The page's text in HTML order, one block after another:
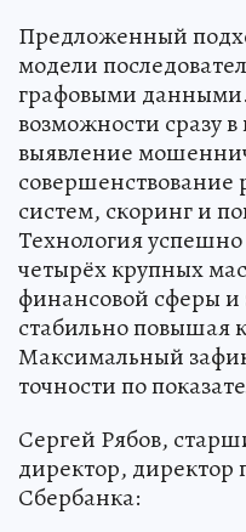
Предложенный
модели
графовыми
возможности сразу в
выявление
совершенствование
систем, скоринг и
Технология
четырёх крупных
финансовой сферы
стабильно повышая
Максимальный
точности по
Сергей Рябов,
директор,
Сбербанка: